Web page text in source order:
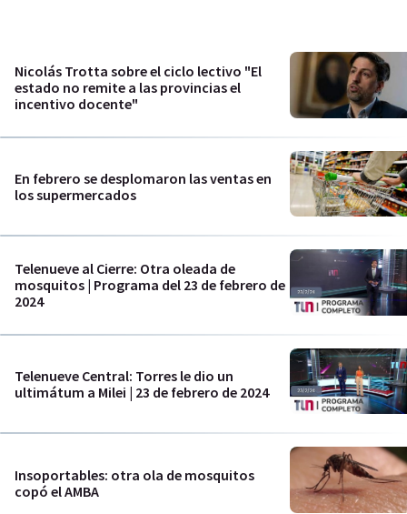
Nicolás Trotta sobre el ciclo lectivo "El
estado no remite a las provincias el
incentivo docente"
En febrero se desplomaron las ventas en
los supermercados
Telenueve al Cierre: Otra oleada de
mosquitos | Programa del 23 de febrero de
2024
Telenueve Central: Torres le dio un
ultimátum a Milei | 23 de febrero de 2024
Insoportables: otra ola de mosquitos
copó el AMBA